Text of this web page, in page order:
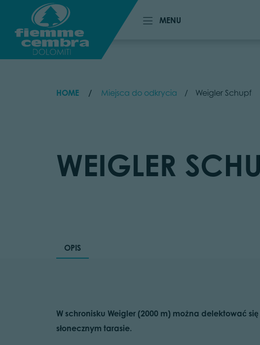
MENU
MENU
HOME Miejsca do odkrycia Weigler Schupf
WEIGLER
OPIS
W schronisku Weigler (2000 m) można delektować
słonecznym tarasie.